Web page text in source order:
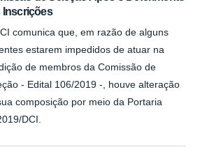
Inscrições
comunica que, em razão de alguns
estarem impedidos de atuar na
de membros da Comissão de
- Edital 106/2019 -, houve alteração
composição por meio da Portaria
DCI.